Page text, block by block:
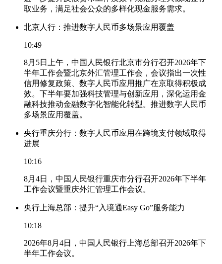
取业务，满足社会公众的多样化现金服务需求。
北京人行：推进数字人民币多场景应用覆盖
10:49
8月5日上午，中国人民银行北京市分行召开2026年下
半年工作会暨北京外汇管理工作会，会议指出一次性
信用修复政策、数字人民币应用推广在京取得积极成
效。下半年要加强科技管理与创新应用，深化运用金
融科技推动金融数字化智能化转型。推进数字人民币
多场景应用覆盖。
央行重庆分行：数字人民币应用在跨境支付领域取得
进展
10:16
8月4日，中国人民银行重庆市分行召开2026年下半年
工作会议暨重庆外汇管理工作会议。
央行上海总部：提升“入境通Easy Go”服务能力
10:18
2026年8月4日，中国人民银行上海总部召开2026年下
半年工作会议。